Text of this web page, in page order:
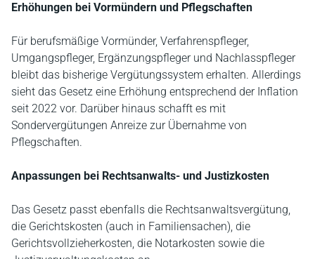
Erhöhungen bei Vormündern und Pflegschaften
Für berufsmäßige Vormünder, Verfahrenspfleger,
Umgangspfleger, Ergänzungspfleger und Nachlasspfleger
bleibt das bisherige Vergütungssystem erhalten. Allerdings
sieht das Gesetz eine Erhöhung entsprechend der Inflation
seit 2022 vor. Darüber hinaus schafft es mit
Sondervergütungen Anreize zur Übernahme von
Pflegschaften.
Anpassungen bei Rechtsanwalts- und Justizkosten
Das Gesetz passt ebenfalls die Rechtsanwaltsvergütung,
die Gerichtskosten (auch in Familiensachen), die
Gerichtsvollzieherkosten, die Notarkosten sowie die